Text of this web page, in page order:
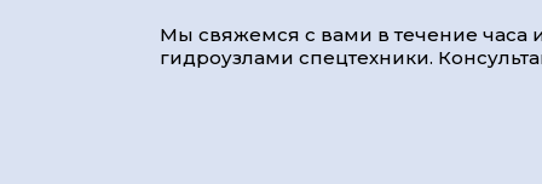
Мы свяжемся с вами в течение часа
гидроузлами спецтехники.